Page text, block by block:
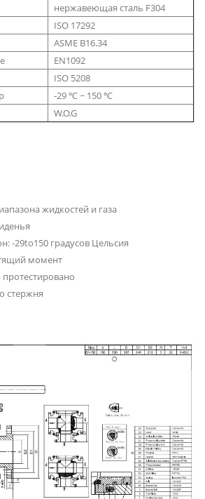
нержавеющая сталь F304
ISO 17292
ASME B16.34
EN1092
ISO 5208
-29 ℃ ~ 150 ℃
W.O.G
жидкостей и газа
-29to150 градусов Цельсия
момент
протестировано
стержня